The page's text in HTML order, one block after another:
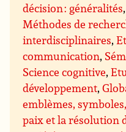
décision : généralités
Méthodes de
interdisciplinaires,
communication,
Science cognitive,
développement,
emblèmes,
paix et la résolution